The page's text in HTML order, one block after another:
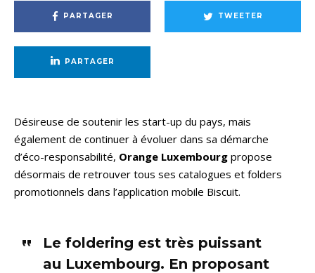
PARTAGER TWEETER
PARTAGER
Désireuse de soutenir les start-up du pays, mais
également de continuer à évoluer dans sa démarche
d’éco-responsabilité, Orange Luxembourg propose
désormais de retrouver tous ses catalogues et folders
promotionnels dans l’application mobile Biscuit.
Le foldering est très puissant
au Luxembourg. En proposant